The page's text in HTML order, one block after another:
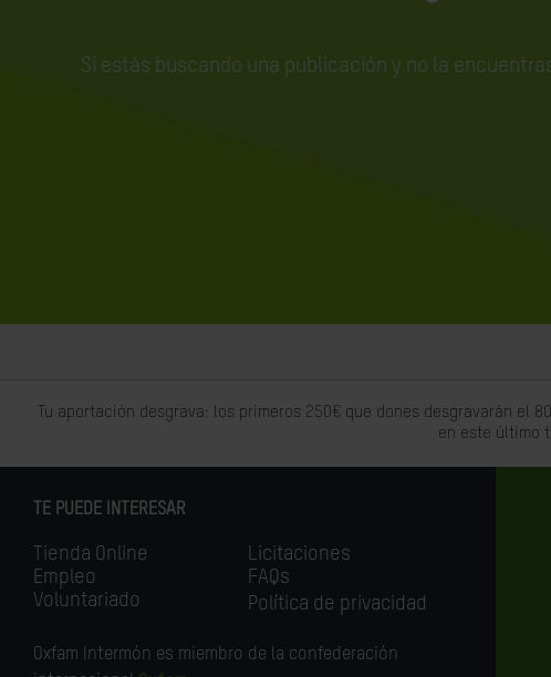
Si estás buscando una publicación y no la
Tu aportación desgrava: los primeros 250€ que dones desgravarán el
en este último
TE PUEDE INTERESAR
Tienda Online
Empleo
Voluntariado
Licitaciones
FAQs
Política de privacidad
Oxfam Intermón es miembro de la confederación